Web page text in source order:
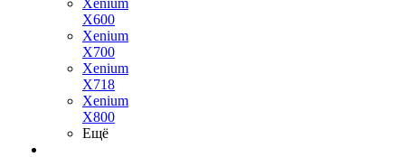
Xenium
X600
Xenium
X700
Xenium
X718
Xenium
X800
Ещё